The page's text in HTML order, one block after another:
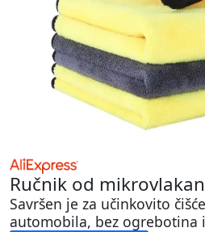
Ručnik od
Savršen je za učinkovito
automobila, bez ogrebotina